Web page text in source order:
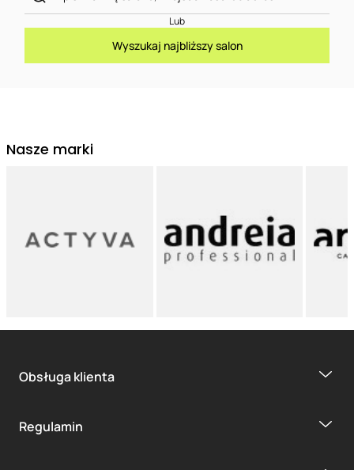
Lub
Wyszukaj najbliższy salon
Nasze marki
Obsługa klienta
Regulamin